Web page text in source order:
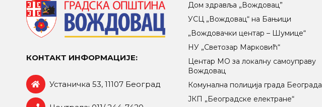
КОНТАКТ ИНФОРМАЦИЈЕ:
Устаничка 53, 11107 Београд
Дом здравља „Вождовац”
УСЦ „Вождовац“ на Бањици
„Вождовачки центар – Шумице“
НУ „Светозар Марковић“
Центар МO за локалну самоуправу
Вождовац
Комунална полиција града Београда
ЈКП „Београдске електране“